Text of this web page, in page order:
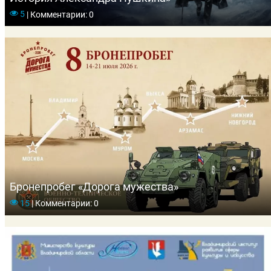
5 |Комментарии: 0
Бронепробег «Дорога мужества»
15|Комментарии: 0